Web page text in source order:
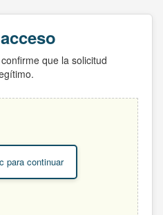
que la solicitud
para continuar